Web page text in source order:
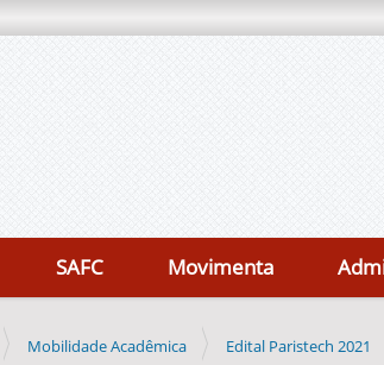
SAFC Movimenta
Mobilidade Acadêmica Edital Paristech 2021